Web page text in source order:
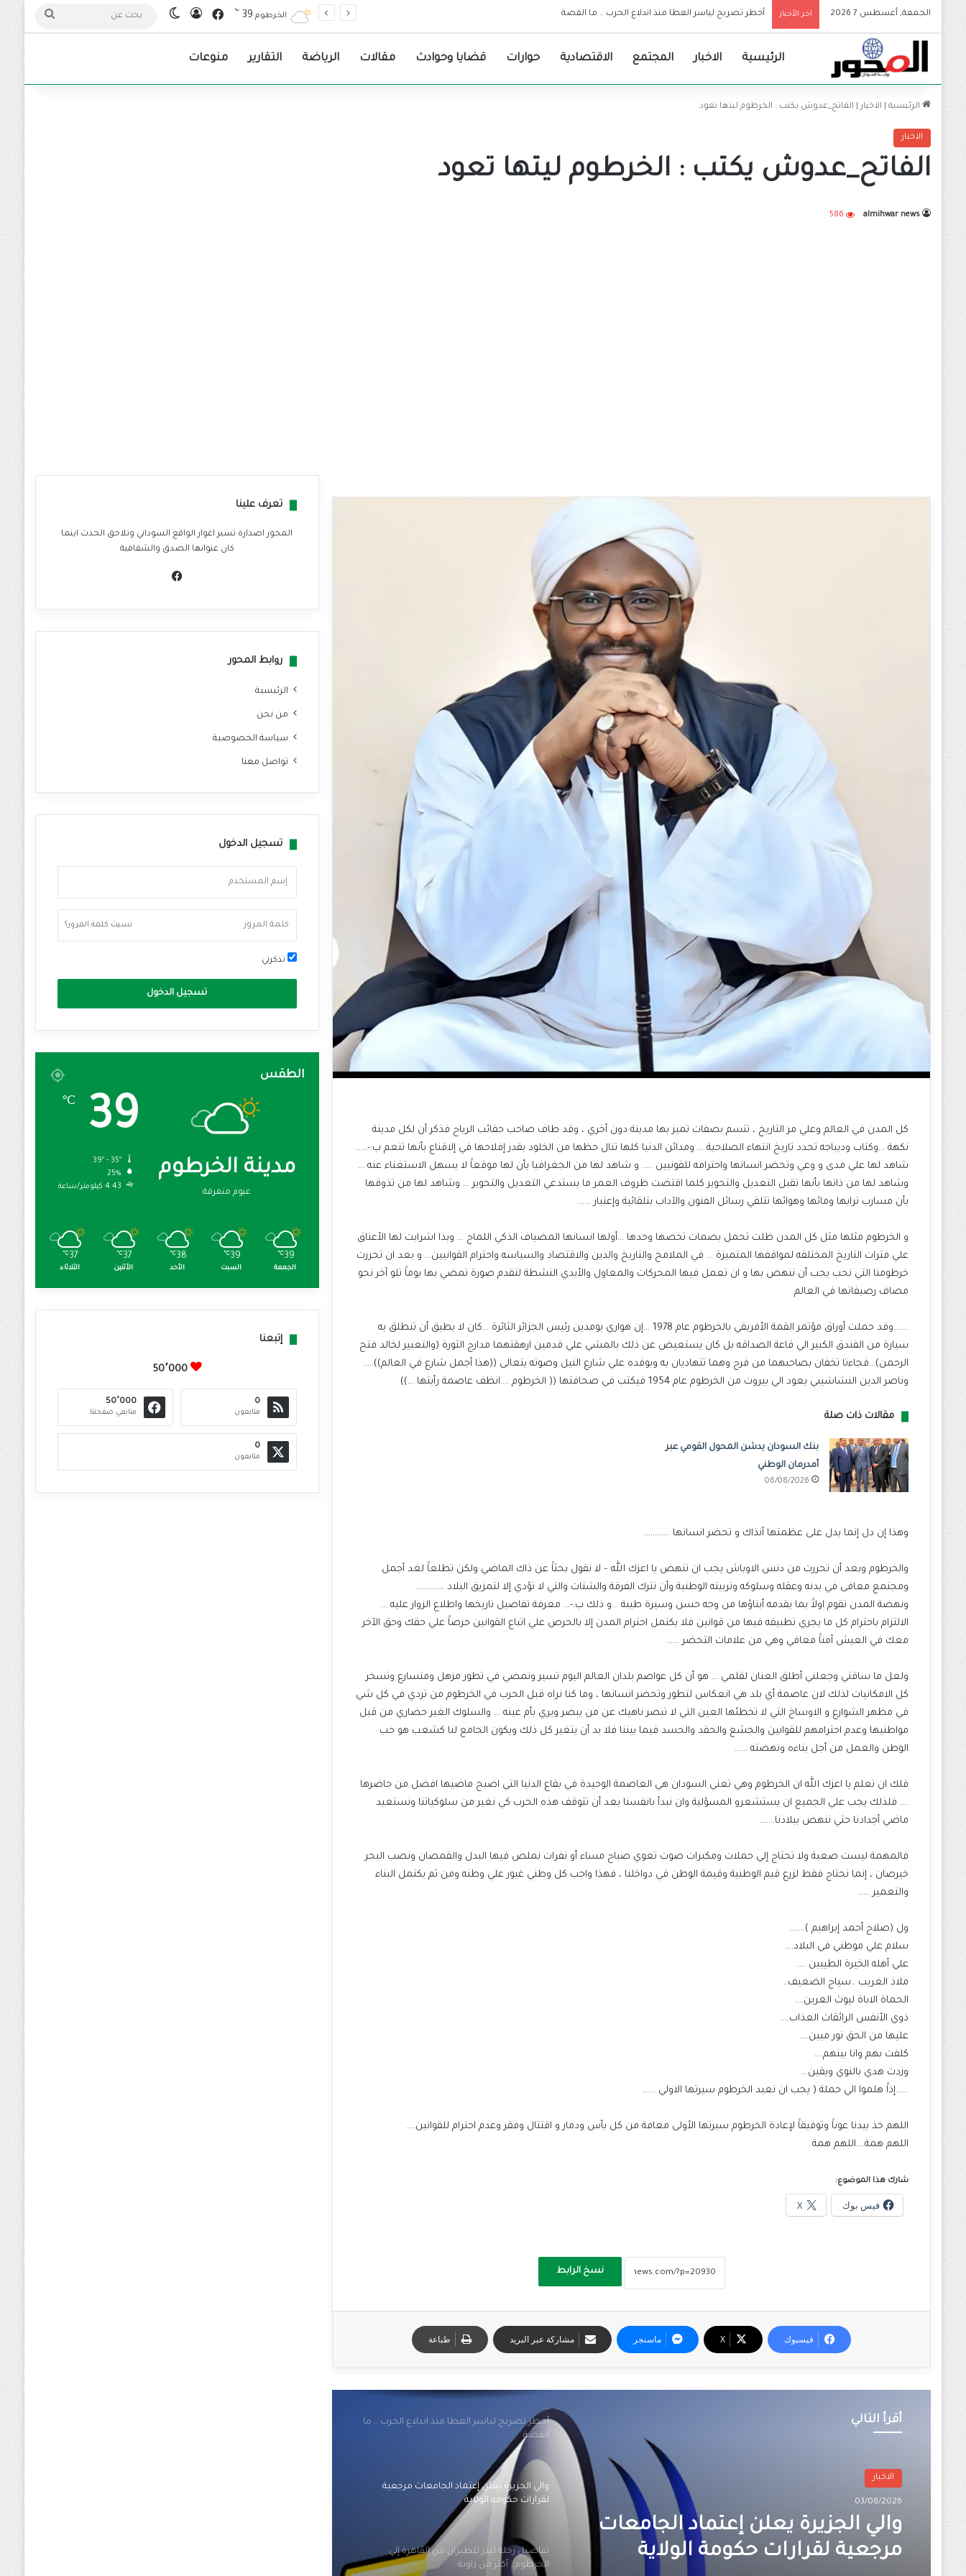
الجمعة, أغسطس 7 2026 اخر الأخبار والي الجزيرة يعلن إعتماد الجامعات مرجعية لقرارات حكومة الولاية الخرطوم 39
℃ فيسبوكتسجيل الدخول
الوضع المظلم
الرئيسية الاخبار المجتمع الاقتصادية حوارات قضايا وحوادث مقالات الرياضة التقارير منوعات
الرئيسية الاخبار الفاتح_عدوش يكتب : الخرطوم ليتها تعود
الاخبار
الفاتح_عدوش يكتب : الخرطوم ليتها تعود
almihwar news
586
كل المدن في العالم وعلي مر التاريخ ، تتسم بصفات تميز بها مدينة دون أخري ، وقد طاف صاحب حقائب الرياح فذكر أن لكل مدينة
نكهة …وكتاب وديباجه تحدد تاريخ انتهاء الصلاحية … ومدائن الدنيا كلها تنال حظها من الخلود بقدر إفلاحها في إلاقناع بأنها تنعم ب:-……
شاهد لها علي مدى و وعي وتحضر انسانها واحترامه للقونيين ….. و شاهد لها من الجغرافيا بأن لها موقعاََ لا يسهل الاستغناء عنه …
وشاهد لها من ذاتها بأنها تقبل التعديل والتحوير كلما اقتضت ظروف العمر ما يستدعي التعديل والتحوير … وشاهد لها من تذوقها
بأن مسارب ترابها ومائها وهوائها تتلقي رسائل الفنون والآداب بتلقائية وإعتبار ……
و الخرطوم مثلها مثل كل المدن ظلت تحمل بصمات تخصها وحدها …أولها انسانها المضياف الذكي اللماح … وبذا اشرابت لها الأعناق
علي فترات التاريخ المختلفه لمواقفها المتميزة … في الملامح والتاريخ والدين والاقتصاد والسياسه واحترام القوانيين… و بعد ان تحررت
خرطومنا التي نحب يجب أن ننهض بها و ان تعمل فيها المحركات والمعاول والأيدي النشطة لتقدم صورة تمضي بها يوماََ تلو آخر نحو
مصاف رصيفاتها في العالم
…….وقد حملت أوراق مؤتمر القمة الأفريقي بالخرطوم عام 1978 …إن هواري بومدين رئيس الجزائر الثائرة …كان لا يطيق أن تنطلق به
سيارة من الفندق الكبير الي قاعة الصداقه بل كان يستعيض عن ذلك بالمشي علي قدمين ارهقتهما مدارج الثورة (والتعبير لخالد فتح
الرحمن)…فجاءتا تخفان بصاحبهما من فرح وهما تتهاديان به وبوفده علي شارع النيل وصوته يتعالى ((هذا أجمل شارع في العالم))…..
وناصر الدين النشاشيبي يعود الي بيروت من الخرطوم عام 1954 فيكتب في صحافتها (( الخرطوم ….انظف عاصمة رأيتها …))
مقالات ذات صلة
بنك السودان يدشن المحول القومي عبر
أمدرمان الوطني
06/08/2026
وهذا إن دل إنما يدل على عظمتها آنذاك و تحضر انسانها …………
والخرطوم وبعد أن تحررت من دنس الاوباش يجب ان تنهض يا اعزك الله – لا نقول بحثاََ عن ذاك الماضي ولكن تطلعاََ لغد أجمل
ومجتمع معافى في بدنه وعقله وسلوكه وتربيته الوطنية وأن نترك الفرقة والشتات والتي لا تؤدي إلا لتمزيق البلاد ………….
ونهضة المدن تقوم اولاََ بما يقدمه أبناؤها من وجه حسن وسيرة طيبة …و ذلك ب:-… معرفة تفاصيل تاريخها واطلاع الزوار عليه …
الالتزام باحترام كل ما يجري تطبيقه فيها من قوانين فلا يكتمل احترام المدن إلا بالحرص علي اتباع القوانين حرصاََ علي حقك وحق الآخر
معك في العيش آمناََ معافي وهي من علامات التحضر ……
ولعل ما ساقني وجعلني أطلق العنان لقلمي … هو أن كل عواصم بلدان العالم اليوم تسير وتمضي في تطور مزهل ومتسارع وتسخر
كل الامكانيات لذلك لان عاصمة أي بلد هي انعكاس لتطور وتحضر انسانها ، وما كنا نراه قبل الحرب في الخرطوم من تردي في كل شي
في مظهر الشوارع و الاوساخ التي لا تخطئها العين التي لا تبصر ناهيك عن من يبصر ويري بأم عينه … والسلوك الغير حضاري من قبل
مواطنيها وعدم احترامهم للقوانين والجشع والحقد والحسد فيما بيننا فلا بد أن يتغير كل ذلك ويكون الجامع لنا كشعب هو حب
الوطن والعمل من أجل بناءه ونهضته ……
فلك ان تعلم يا اعزك الله ان الخرطوم وهي تعني السودان هي العاصمة الوحيدة في بقاع الدنيا التي اصبح ماضيها افضل من حاضرها
…. فلذلك يجب علي الجميع ان يستشعرو المسؤلية وان نبدأ بانفسنا بعد أن تتوقف هذه الحرب كي نغير من سلوكياتنا ونستعيد
ماضي أجدادنا حتي ننهض ببلادنا…….
فالمهمة ليست صعبة ولا تحتاج إلي حملات ومكبرات صوت تعوي صباح مساء أو نفرات نملص فيها البدل والقمصان ونصب البحر
خيرصان ، إنما نحتاج فقط لزرع قيم الوطنية وقيمة الوطن في دواخلنا ، فهذا واجب كل وطني غيور علي وطنه ومن ثم يكتمل البناء
والتعمير …..
ول (صلاح أحمد إبراهيم )…….
سلام علي موطني في البلاد….
علي أهله الخيرة الطيبين ….
ملاذ الغريب ..سياج الضعيف..
الحماة الاباة ليوث العرين….
ذوي الأنفس الرائقات العذاب….
عليها من الحق نور مبين….
كلفت بهم وانا بينهم….
وزدت هدي بالنوي ويقين…
……إذاََ هلموا الي حملة ( يجب ان نعيد الخرطوم سيرتها الاولي ……
اللهم خذ بيدنا عوناََ وتوفيقاََ لإعادة الخرطوم سيرتها الأولى معافة من كل بأس ودمار و اقتتال وفقر وعدم احترام للقوانين….
اللهم همة….اللهم همة
شارك هذا الموضوع:
فيس بوك X
نسخ الرابط
فيسبوك ‫X ماسنجر مشاركة عبر البريد طباعة
أقرأ التالي
الاخبار
03/08/2026
والي الجزيرة يعلن إعتماد الجامعات
مرجعية لقرارات حكومة الولاية
أخطر تصريح لياسر العطا منذ اندلاع الحرب .. ما
القصة
والي الجزيرة يعلن إعتماد الجامعات مرجعية
لقرارات حكومة الولاية
تفاصيل رحلة لبدر للطيران من القاهرة إلي
الخرطوم.. أكثر من زاوية
تعرف علينا
المحور اصدارة تسبر اغوار الواقع السوداني وتلاحق الحدث اينما
كان عنوانها الصدق والشفافية
وك
روابط المحور
الرئيسية
من نحن
سياسة الخصوصية
تواصل معنا
تسجيل الدخول
نسيت كلمة المرور؟
تذكرني
تسجيل الدخول
الطقس
مدينة الخرطوم
غيوم متفرقة
39
℃
25%
4.43 كيلومتر/ساعة
39
℃
الجمعة
39
℃
السبت
38
℃
الأحد
37
℃
الأثنين
37
℃
الثلاثاء
إتبعنا
50٬000
0
متابعون
50٬000
متابعي صفحتنا
0
متابعون